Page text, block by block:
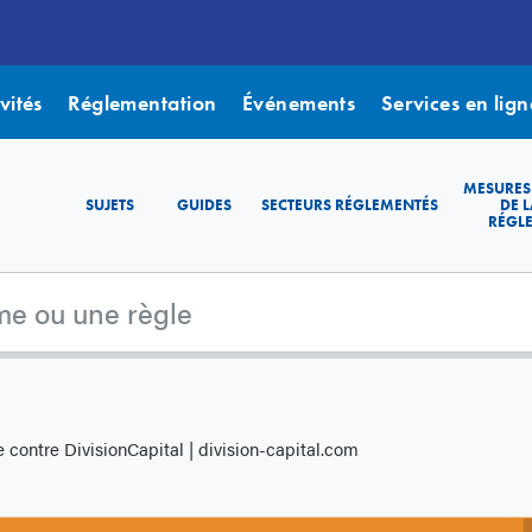
Réglementation Événements Services en
SUJETS GUIDES SECTEURS RÉGLEMENTÉS
DE
contre DivisionCapital | division-capital.com